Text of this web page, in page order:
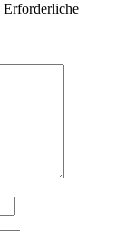
Erforderliche